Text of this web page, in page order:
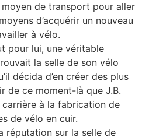
moyen de transport pour aller
d’acquérir un nouveau
à vélo.
pour lui, une véritable
la selle de son vélo
décida d’en créer des plus
de ce moment-là que J.B.
à la fabrication de
de vélo en cuir.
réputation sur la selle de